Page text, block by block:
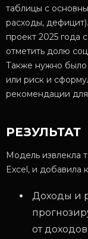
таблицы с
расходы,
проект 2025 года
отметить долю
Также нужно
или риск и
рекомендации
РЕЗУЛЬТАТ
Модель извлекла
Excel, и добавила
Доходы и
от